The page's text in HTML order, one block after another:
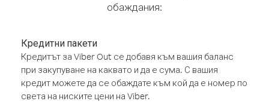
обаждания:
Кредитни пакети
Кредитът за Viber Out се добавя към вашия баланс
при закупуване на каквато и да е сума. С вашия
кредит можете да се обаждате към кой да е номер по
света на ниските цени на Viber.